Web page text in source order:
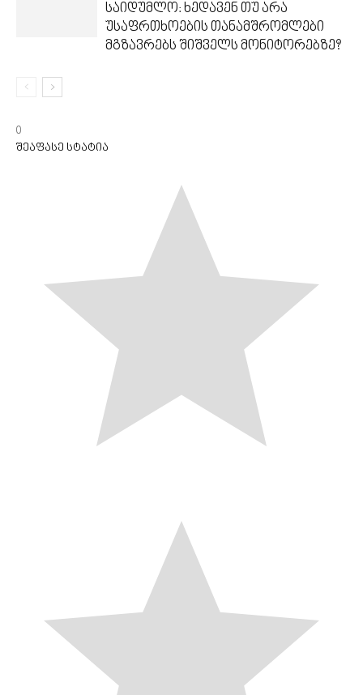
საიდუმლო: ხედავენ თუ არა
უსაფრთხოების თანამშრომლები
მგზავრებს შიშველს მონიტორებზე?
0
შეაფასე სტატია